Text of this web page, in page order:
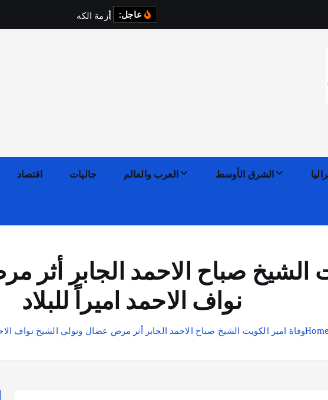
عاجل: أزمة ا كه رباء في
الشرق الأوسط العرب والعالم جاليات اقتصاد
الشيخ صباح الاحمد الجابر
نواف الاحمد اميراً للبلاد
Homeوفاة امير الكويت الشيخ صباح الاحمد الجابر أثر مرض عضال وتولي الشيخ نواف